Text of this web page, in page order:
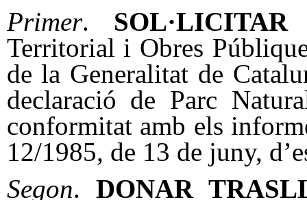
Primer. SOL·LICITAR
Territorial i Obres
de la Generalitat de
declaració de Parc
conformitat amb els
12/1985, de 13 de juny,
Segon. DONAR